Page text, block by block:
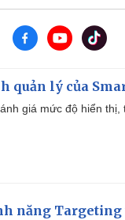
quản lý của
giá mức độ hiển
năng Targeting